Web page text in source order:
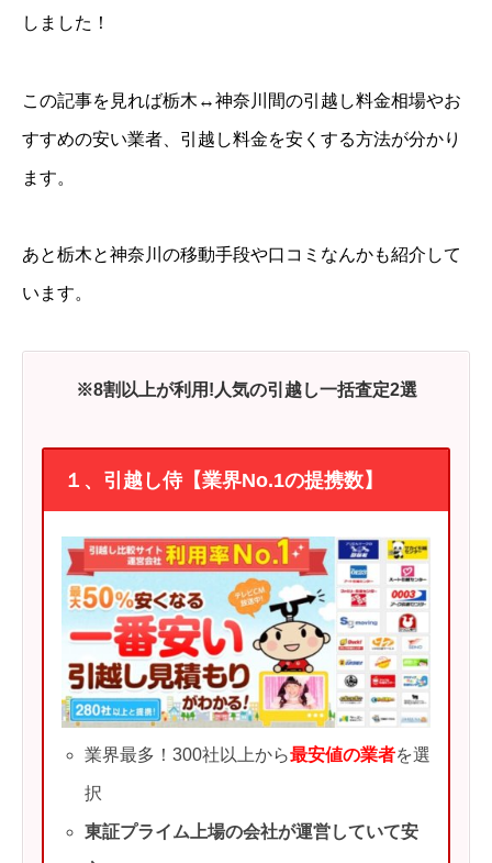
しました！
この記事を見れば栃木↔神奈川間の引越し料金相場やお
すすめの安い業者、引越し料金を安くする方法が分かり
ます。
あと栃木と神奈川の移動手段や口コミなんかも紹介して
います。
※8割以上が利用!人気の引越し一括査定2選
１、引越し侍【業界No.1の提携数】
業界最多！300社以上から最安値の業者を選
択
東証プライム上場の会社が運営していて安